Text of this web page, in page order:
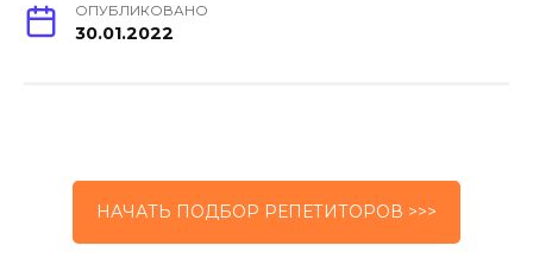
ОПУБЛИКОВАНО
30.01.2022
НАЧАТЬ ПОДБОР РЕПЕТИТОРОВ >>>